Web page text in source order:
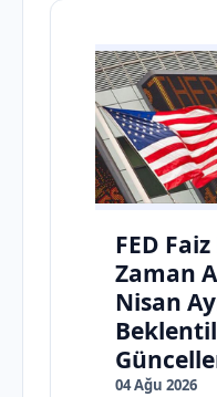
FED
Zaman
Nisan
04 Ağu 2026